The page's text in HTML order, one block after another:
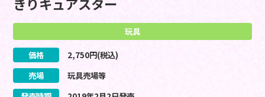
玩具
価格 2,750円(税込)
売場
玩具売場等